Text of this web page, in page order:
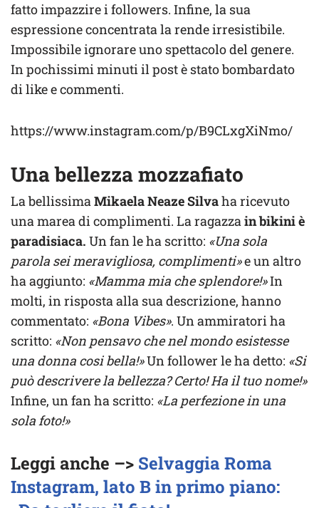
fatto impazzire i followers. Infine, la sua
espressione concentrata la rende irresistibile.
Impossibile ignorare uno spettacolo del genere.
In pochissimi minuti il post è stato bombardato
di like e commenti.
https://www.instagram.com/p/B9CLxgXiNmo/
Una bellezza mozzafiato
La bellissimaMikaela Neaze Silvaha ricevuto
una marea di complimenti. La ragazzain bikini è
paradisiaca. Un fan le ha scritto: «Una sola
parola sei meravigliosa, complimenti»e un altro
ha aggiunto: «Mamma mia che splendore!»In
molti, in risposta alla sua descrizione, hanno
commentato: «Bona Vibes». Un ammiratori ha
scritto: «Non pensavo che nel mondo esistesse
una donna cosi bella!»Un follower le ha detto: «Si
può descrivere la bellezza? Certo! Ha il tuo nome!»
Infine, un fan ha scritto: «La perfezione in una
sola foto!»
Leggi anche –> Selvaggia Roma
Instagram, lato B in primo piano: